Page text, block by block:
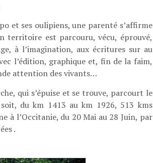
et ses oulipiens, une parenté s’affirme
territoire est parcouru, vécu, éprouvé,
à l’imagination, aux écritures sur au
l’édition, graphique et, fin de la faim,
attention des vivants…
qui s’épuise et se trouve, parcourt le
du km 1413 au km 1926, 513 kms
à l’Occitanie, du 20 Mai au 28 Juin, par
.